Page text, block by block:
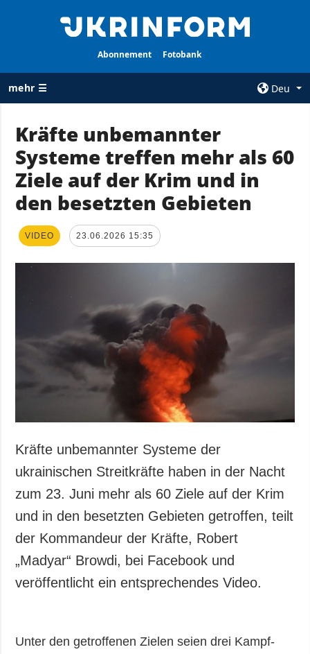
Abonnement Fotobank
mehr ☰
Deu
ALLE
RUBRIKEN
Krieg
Wiederaufbau
der Ukraine
Gesellschaft und
Kultur
Kriminalität
AGENTUR
Über uns
Kontakte
Daten
ZUSÄTZLICH
Veröffentlichungen
Interview
Fotos
Video
LEISTUNGEN
Abonnement
Fotobank
Kräfte unbemannter
Systeme treffen mehr als 60
Ziele auf der Krim und in
den besetzten Gebieten
VIDEO 23.06.2026 15:35
Kräfte unbemannter Systeme der
ukrainischen Streitkräfte haben in der Nacht
zum 23. Juni mehr als 60 Ziele auf der Krim
und in den besetzten Gebieten getroffen, teilt
der Kommandeur der Kräfte, Robert
„Madyar“ Browdi, bei Facebook und
veröffentlicht ein entsprechendes Video.
Unter den getroffenen Zielen seien drei Kampf-